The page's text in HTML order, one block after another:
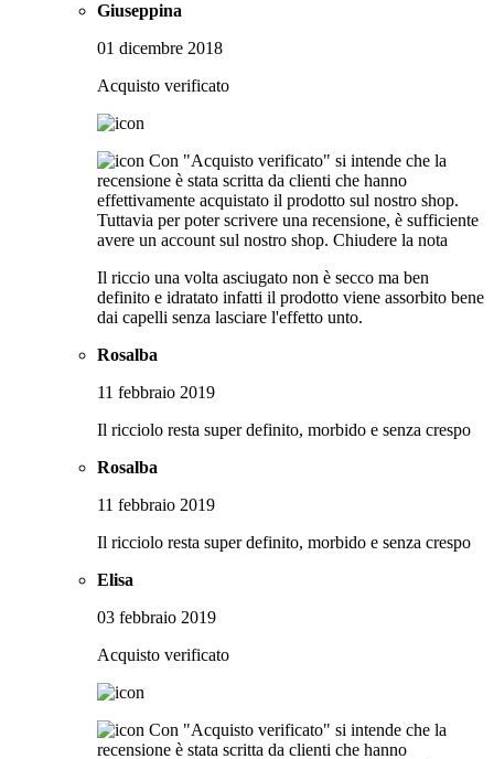
Giuseppina
01 dicembre 2018
Acquisto verificato
Con "Acquisto verificato" si intende che la
recensione è stata scritta da clienti che hanno
effettivamente acquistato il prodotto sul nostro shop.
Tuttavia per poter scrivere una recensione, è sufficiente
avere un account sul nostro shop. Chiudere la nota
Il riccio una volta asciugato non è secco ma ben
definito e idratato infatti il prodotto viene assorbito bene
dai capelli senza lasciare l'effetto unto.
Rosalba
11 febbraio 2019
Il ricciolo resta super definito, morbido e senza crespo
Rosalba
11 febbraio 2019
Il ricciolo resta super definito, morbido e senza crespo
Elisa
03 febbraio 2019
Acquisto verificato
Con "Acquisto verificato" si intende che la
recensione è stata scritta da clienti che hanno